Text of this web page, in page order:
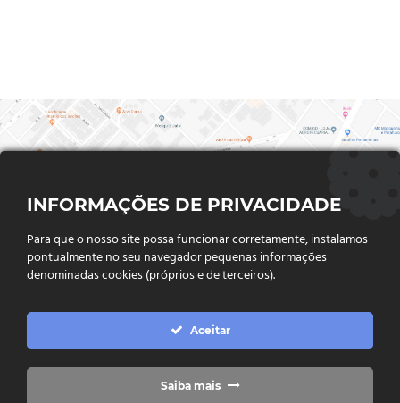
FALE CONOSCO
Endereço:Rua Said Abdalla, Nº 310, Jardim Rio Claro. CEP
75802-035, Jataí - GO
(64) 3632 - 2070
INFORMAÇÕES DE PRIVACIDADE
Para que o nosso site possa funcionar corretamente, instalamos
pontualmente no seu navegador pequenas informações
denominadas cookies (próprios e de terceiros).
Aceitar
Saiba mais